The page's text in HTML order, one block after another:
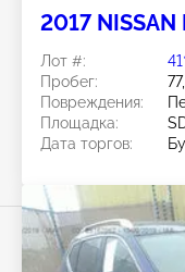
2017 NISSAN
Лот #:
Пробег:
Повреждения:
Площадка:
Дата торгов: